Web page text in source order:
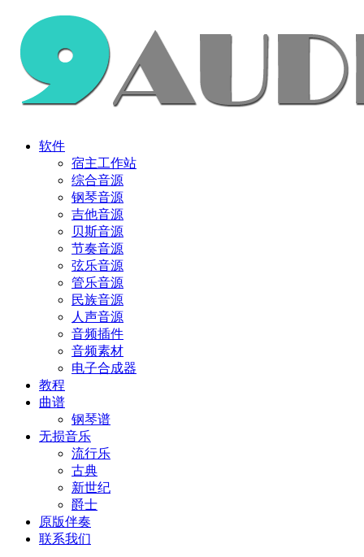
软件
宿主工作站
综合音源
钢琴音源
吉他音源
贝斯音源
节奏音源
弦乐音源
管乐音源
民族音源
人声音源
音频插件
音频素材
电子合成器
教程
曲谱
钢琴谱
无损音乐
流行乐
古典
新世纪
爵士
原版伴奏
联系我们